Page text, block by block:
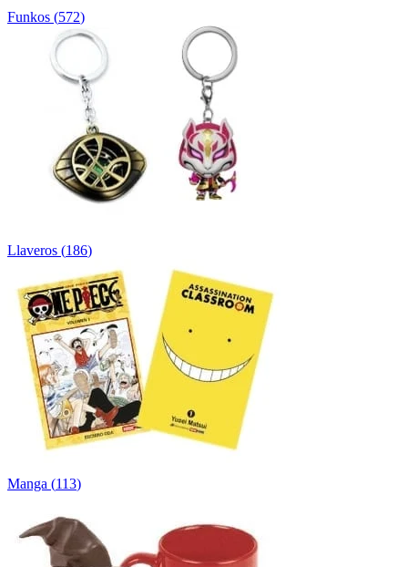
Funkos (572)
Llaveros (186)
Manga (113)